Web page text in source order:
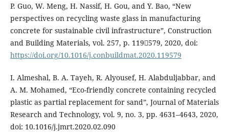
P. Guo, W. Meng, H. Nassif, H. Gou, and Y. Bao, “New
perspectives on recycling waste glass in manufacturing
concrete for sustainable civil infrastructure”, Construction
and Building Materials, vol. 257, p. 119579, 2020, doi:
https://doi.org/10.1016/j.conbuildmat.2020.119579
I. Almeshal, B. A. Tayeh, R. Alyousef, H. Alabduljabbar, and
A. M. Mohamed, “Eco-friendly concrete containing recycled
plastic as partial replacement for sand”, Journal of Materials
Research and Technology, vol. 9, no. 3, pp. 4631–4643, 2020,
doi: 10.1016/j.jmrt.2020.02.090